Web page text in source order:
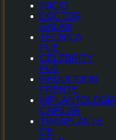
INICIO
DOCTOR
GALÁN
TÉCNICA
FUE
CELEBRITY
FUE
REDUCCIÓN
FRENTE
IMPLANTOLOGÍA
CAPILAR
TRASPLANTE
DE